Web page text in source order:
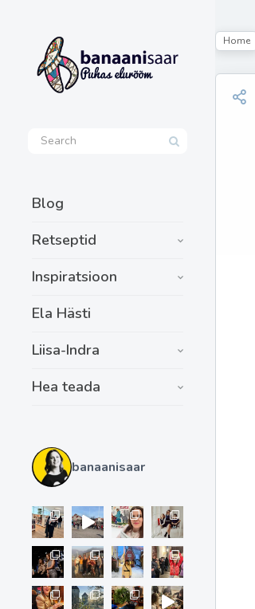
Blog
Retseptid
Inspiratsioon
Ela Hästi
Liisa-Indra
Hea teada
banaanisaar
Home